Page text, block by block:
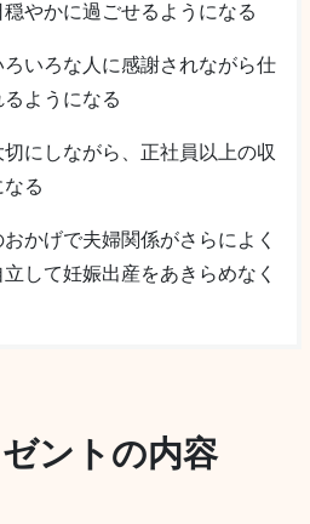
やかに過ごせるようになる
いろな人に感謝されながら仕
ようになる
にしながら、正社員以上の収
る
かげで夫婦関係がさらによく
して妊娠出産をあきらめなく
ントの内容